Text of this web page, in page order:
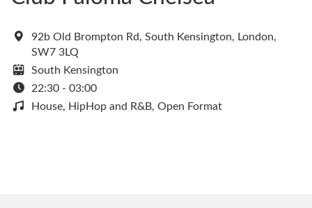
92b Old Brompton Rd, South Kensington, London,
SW7 3LQ
South Kensington
22:30 - 03:00
House, HipHop and R&B, Open Format